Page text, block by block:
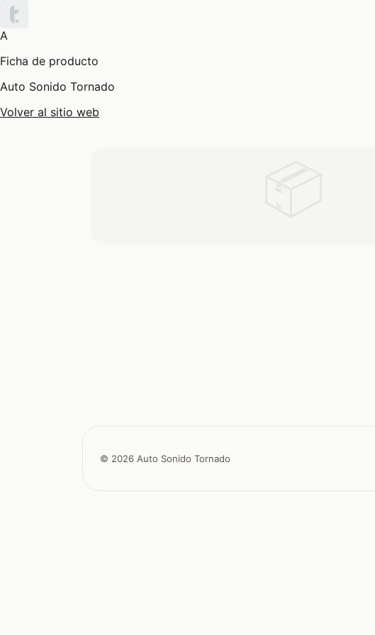
A
Ficha de producto
Auto Sonido Tornado
Volver al sitio web
© 2026 Auto Sonido Tornado